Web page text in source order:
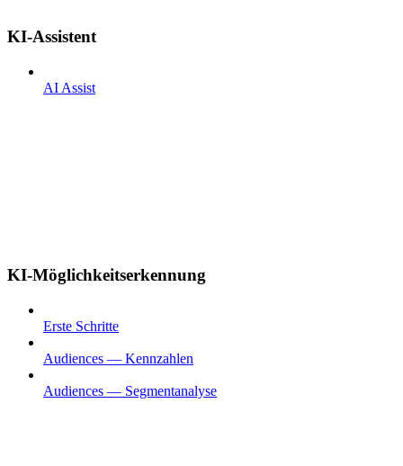
KI-Assistent
AI Assist
KI-Möglichkeitserkennung
Erste Schritte
Audiences — Kennzahlen
Audiences — Segmentanalyse